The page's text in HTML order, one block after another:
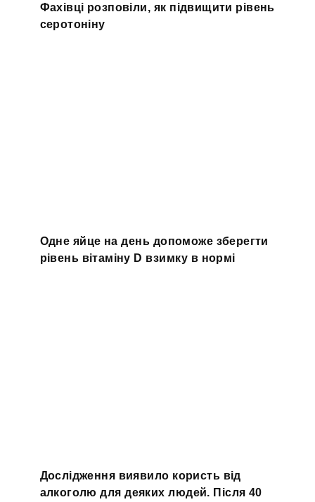
Фахівці розповіли, як підвищити рівень
серотоніну
Одне яйце на день допоможе зберегти
рівень вітаміну D взимку в нормі
Дослідження виявило користь від
алкоголю для деяких людей. Після 40